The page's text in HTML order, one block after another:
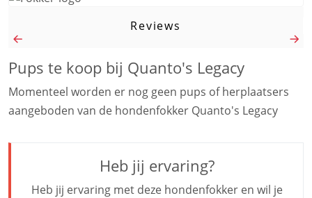
Reviews
Pups te koop bij Quanto's Legacy
Momenteel worden er nog geen pups of herplaatsers
aangeboden van de hondenfokker Quanto's Legacy
Heb jij ervaring?
Heb jij ervaring met deze hondenfokker en wil je